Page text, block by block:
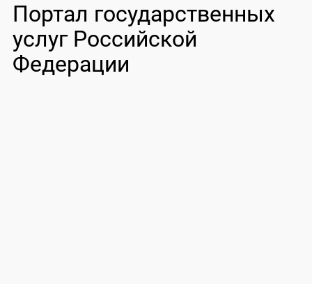
Портал государственных
услуг Российской
Федерации